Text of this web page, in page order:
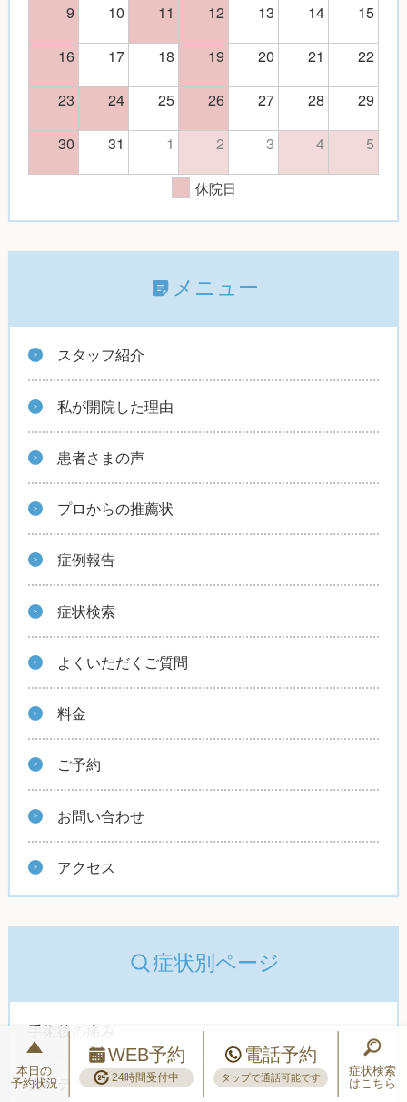
9 10 11 12 13 14
15
16
17 18 19 20 21
22
23
24 25 26 27 28
29
30
31 1 2 3 4 5
休院日
メニュー
スタッフ紹介
私が開院した理由
患者さまの声
プロからの推薦状
症例報告
症状検索
よくいただくご質問
料金
ご予約
お問い合わせ
アクセス
症状別ページ
手術後の痛み
夏バテ
本日の
予約状況
WEB予約
24時間受付中
電話予約
タップで通話可能です
症状検索
はこちら